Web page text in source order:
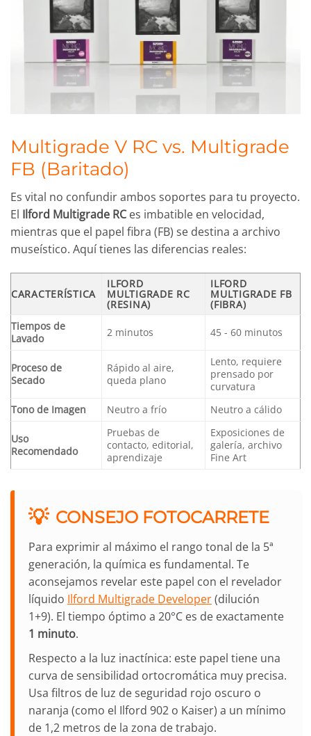
Multigrade V RC vs. Multigrade
FB (Baritado)
Es vital no confundir ambos soportes para tu proyecto.
El Ilford Multigrade RCes imbatible en velocidad,
mientras que el papel fibra (FB) se destina a archivo
museístico. Aquí tienes las diferencias reales:
CARACTERÍSTICA
ILFORD
MULTIGRADE RC
(RESINA)
ILFORD
MULTIGRADE FB
(FIBRA)
Tiempos de
Lavado
2 minutos 45 - 60 minutos
Proceso de
Secado
Rápido al aire,
queda plano
Lento, requiere
prensado por
curvatura
Tono de Imagen
Neutro a frío Neutro a cálido
Uso
Recomendado
Pruebas de
contacto, editorial,
aprendizaje
Exposiciones de
galería, archivo
Fine Art
💡 CONSEJO FOTOCARRETE
Para exprimir al máximo el rango tonal de la 5ª
generación, la química es fundamental. Te
aconsejamos revelar este papel con el revelador
líquido Ilford Multigrade Developer(dilución
1+9). El tiempo óptimo a 20°C es de exactamente
1 minuto.
Respecto a la luz inactínica: este papel tiene una
curva de sensibilidad ortocromática muy precisa.
Usa filtros de luz de seguridad rojo oscuro o
naranja (como el Ilford 902 o Kaiser) a un mínimo
de 1,2 metros de la zona de trabajo.